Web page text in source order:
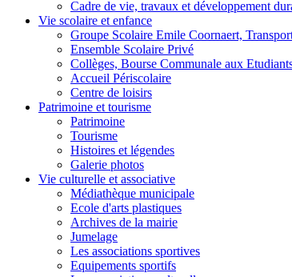
Cadre de vie, travaux et développement
Vie scolaire et enfance
Groupe Scolaire Emile Coornaert,
Ensemble Scolaire Privé
Collèges, Bourse Communale aux
Accueil Périscolaire
Centre de loisirs
Patrimoine et tourisme
Patrimoine
Tourisme
Histoires et légendes
Galerie photos
Vie culturelle et associative
Médiathèque municipale
Ecole d'arts plastiques
Archives de la mairie
Jumelage
Les associations sportives
Equipements sportifs